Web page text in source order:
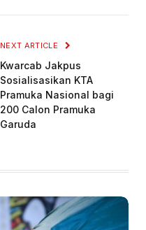
NEXT ARTICLE
Kwarcab Jakpus
Sosialisasikan KTA
Pramuka Nasional bagi
200 Calon Pramuka
Garuda